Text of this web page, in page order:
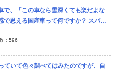
で、「この車なら雪深くても楽だよな
で思える国産車って何ですか？ スバル
マツダＣＸ5、ＣＸ8 三菱デリカ が思い
： 596
ていて色々調べてはみたのですが、自